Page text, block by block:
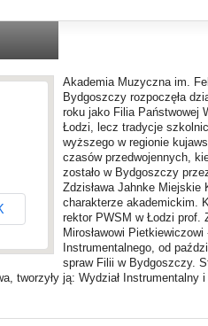
Akademia Muzyczna im.
Bydgoszczy rozpoczęła
roku jako Filia Państwowej
Łodzi, lecz tradycje
wyższego w regionie
czasów przedwojennych,
zostało w Bydgoszczy
Zdzisława Jahnke Miejskie
charakterze akademickim.
rektor PWSM w Łodzi prof.
Mirosławowi
Instrumentalnego, od
spraw Filii w Bydgoszczy.
tworzyły ją: Wydział Instrumentalny